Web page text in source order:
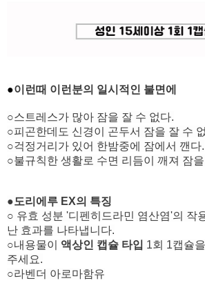
●이런때 이런분의 일시적인 불면에
○스트레스가 많아 잠을 잘 수 없다.
○피곤한데도 신경이 곤두서 잠을 잘 수
○걱정거리가 있어 한밤중에 잠에서 깬다.
○불규칙한 생활로 수면 리듬이 깨져 잠
●도리에루 EX의 특징
○ 유효 성분 '디펜히드라민 염산염'의 작
난 효과를 나타냅니다.
○내용물이 액상인 캡슐 타입 1회 1캡슐
주세요.
○라벤더 아로마함유